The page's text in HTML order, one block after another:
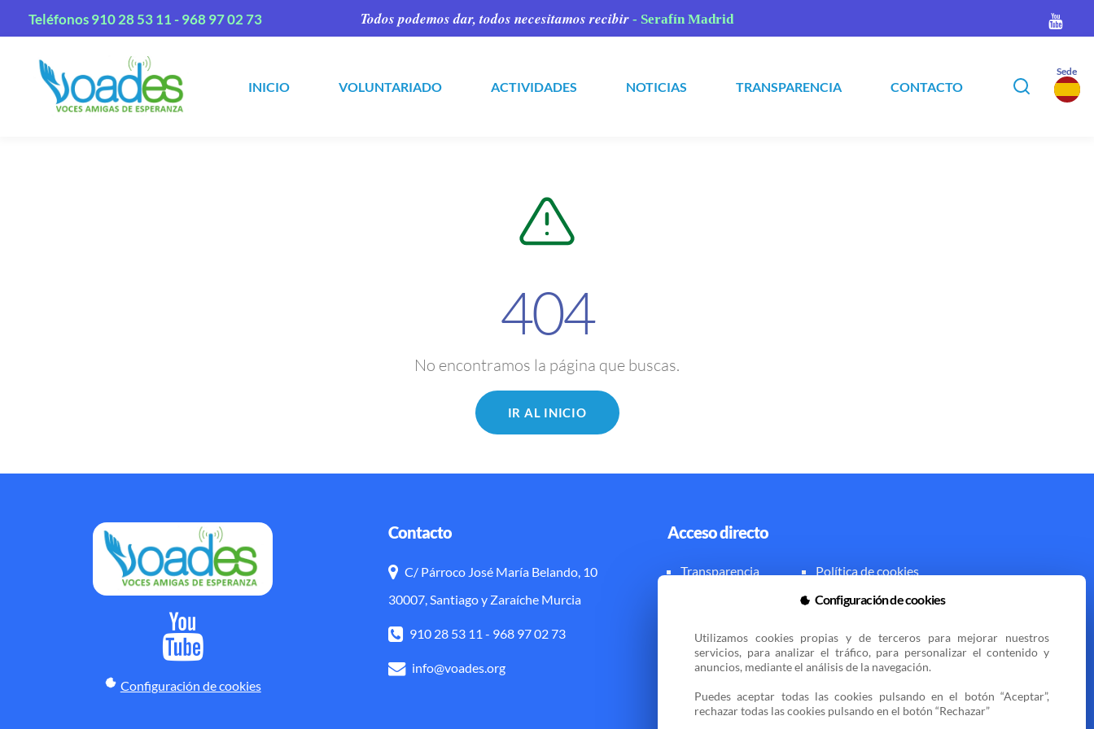
Teléfonos910 28 53 11 -968 97 02 73 Todos podemos dar, todos necesitamos recibir - Serafín Madrid
INICIO VOLUNTARIADO ACTIVIDADES NOTICIAS TRANSPARENCIA CONTACTO
Sede
404
No encontramos la página que buscas.
IR AL INICIO
Configuración de cookies
Contacto
C/ Párroco José María Belando, 10
30007, Santiago y Zaraíche Murcia
910 28 53 11 - 968 97 02 73
info@voades.org
Acceso directo
Transparencia
Política de cookies
Zona privada
Configuración de cookies
Utilizamos cookies propias y de terceros para mejorar nuestros
servicios, para analizar el tráfico, para personalizar el contenido y
anuncios, mediante el análisis de la navegación.
Puedes aceptar todas las cookies pulsando en el botón “Aceptar”,
rechazar todas las cookies pulsando en el botón “Rechazar”